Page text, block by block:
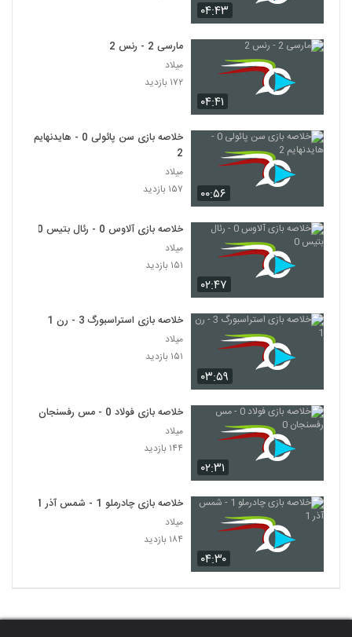
۰۴:۴۳
۰۴:۴۱
مارسی 2 - رنس 2
میلاد
۱۷۲ بازدید
۰۰:۵۶
خلاصه بازی سن پائولی 0 - هایدنهایم
2
میلاد
۱۵۷ بازدید
۰۲:۴۷
خلاصه بازی آلاوس 0 - رئال بتیس 0
میلاد
۱۵۱ بازدید
۰۳:۵۹
خلاصه بازی استراسبورگ 3 - رن 1
میلاد
۱۵۱ بازدید
۰۲:۳۱
خلاصه بازی فولاد 0 - مس رفسنجان 0
میلاد
۱۴۴ بازدید
۰۴:۳۰
خلاصه بازی چادرملو 1 - شمس آذر 1
میلاد
۱۸۴ بازدید